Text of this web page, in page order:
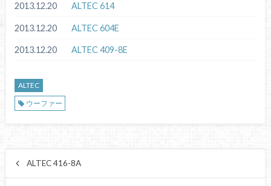
2013.12.20 ALTEC 614
2013.12.20 ALTEC 604E
2013.12.20 ALTEC 409-8E
ALTEC
ウーファー
ALTEC 416-8A